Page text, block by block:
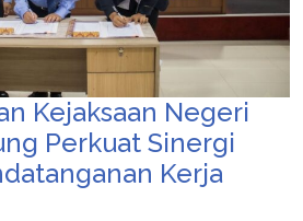
Kejaksaan Negeri
Perkuat Sinergi
Kerja